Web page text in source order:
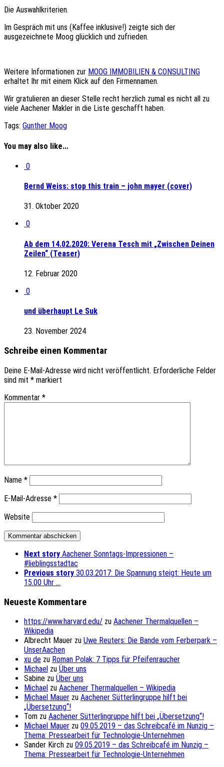
Die Auswahlkriterien.
Im Gespräch mit uns (Kaffee inklusive!) zeigte sich der
ausgezeichnete Moog glücklich und zufrieden.
Weitere Informationen zur MOOG IMMOBILIEN & CONSULTING
erhaltet Ihr mit einem Klick auf den Firmennamen.
Wir gratulieren an dieser Stelle recht herzlich zumal es nicht all zu
viele Aachener Makler in die Liste geschafft haben.
Tags: Gunther Moog
You may also like...
0
Bernd Weiss: stop this train – john mayer (cover)
31. Oktober 2020
0
Ab dem 14.02.2020: Verena Tesch mit „Zwischen Deinen
Zeilen“ (Teaser)
12. Februar 2020
0
und überhaupt Le Suk
23. November 2024
Schreibe einen Kommentar
Deine E-Mail-Adresse wird nicht veröffentlicht. Erforderliche Felder
sind mit * markiert
Kommentar *
Name *
E-Mail-Adresse *
Website
Next story Aachener Sonntags-Impressionen –
#lieblingsstadtac
Previous story 30.03.2017: Die Spannung steigt: Heute um
15.00 Uhr …
Neueste Kommentare
https://www.harvard.edu/ zu Aachener Thermalquellen –
Wikipedia
Albrecht Mauer zu Uwe Reuters: Die Bande vom Ferberpark –
UnserAachen
xu de zu Roman Polak: 7 Tipps für Pfeifenraucher
Michael zu Über uns
Sabine zu Über uns
Michael zu Aachener Thermalquellen – Wikipedia
Michael Mauer zu Aachener Sütterlingruppe hilft bei
„Übersetzung“!
Tom zu Aachener Sütterlingruppe hilft bei „Übersetzung“!
Michael Mauer zu 09.05.2019 – das Schreibcafé im Nunzig –
Thema: Pressearbeit für Technologie-Unternehmen
Sander Kirch zu 09.05.2019 – das Schreibcafé im Nunzig –
Thema: Pressearbeit für Technologie-Unternehmen